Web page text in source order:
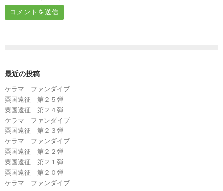
最近の投稿
ケラマ ファンダイブ
粟国遠征 第２５弾
粟国遠征 第２４弾
ケラマ ファンダイブ
粟国遠征 第２３弾
ケラマ ファンダイブ
粟国遠征 第２２弾
粟国遠征 第２１弾
粟国遠征 第２０弾
ケラマ ファンダイブ